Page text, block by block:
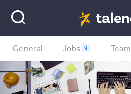
General Jobs 9 Team